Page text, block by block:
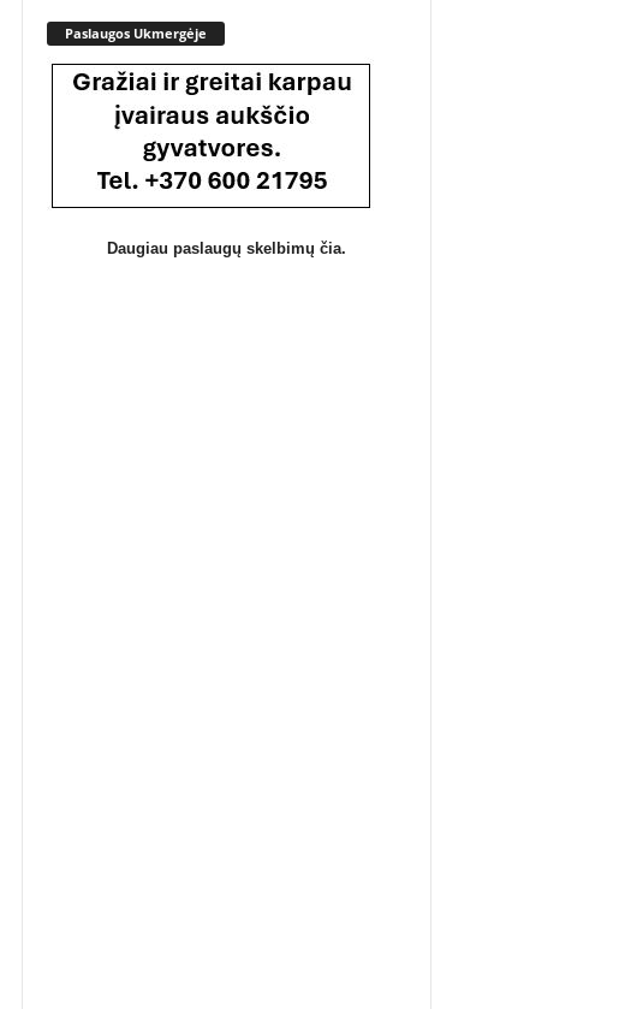
Paslaugos Ukmergėje
Daugiau paslaugų skelbimų čia.